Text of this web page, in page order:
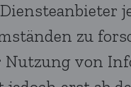
zu
von